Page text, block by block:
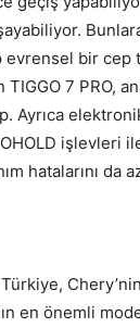
evrensel bir
TIGGO 7 PRO,
Ayrıca
işlevleri
hatalarını da
en önemli